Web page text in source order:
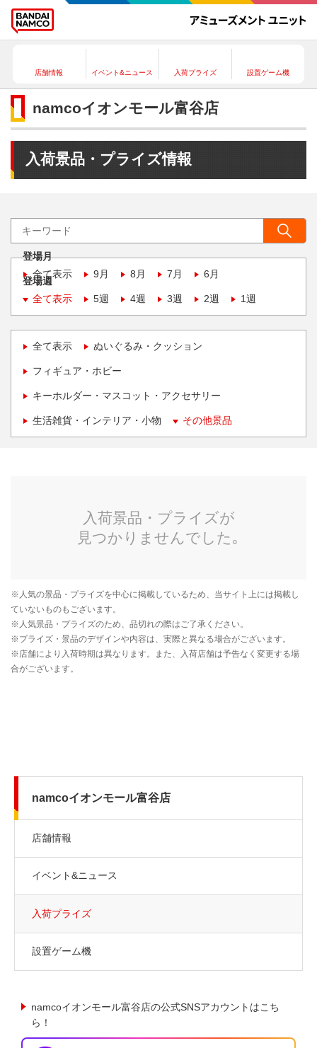
店舗情報 イベント&ニュース 入荷プライズ 設置ゲーム機
namcoイオンモール富谷店
入荷景品・プライズ情報
登場月
全て表示
9月 8月 7月 6月
登場週
全て表示
5週 4週 3週 2週 1週
全て表示 ぬいぐるみ・クッション
フィギュア・ホビー
キーホルダー・マスコット・アクセサリー
生活雑貨・インテリア・小物 その他景品
namcoイオンモール富谷店
店舗情報
イベント&ニュース
入荷プライズ
設置ゲーム機
namcoイオンモール富谷店の公式SNSアカウントはこち
ら！